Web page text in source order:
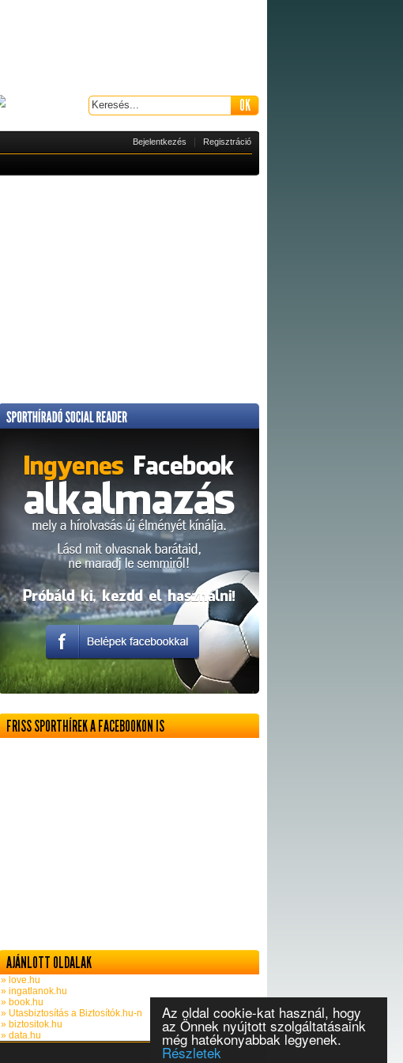
Az oldal cookie-kat használ, hogy
az Önnek nyújtott szolgáltatásaink
még hatékonyabbak legyenek.
Részletek
Bejelentkezés Regisztráció
FRISS SPORTHÍREK A FACEBOOKON IS
AJÁNLOTT OLDALAK
» love.hu
» ingatlanok.hu
» book.hu
» Utasbiztosítás a Biztosítók.hu-n
» biztositok.hu
» data.hu